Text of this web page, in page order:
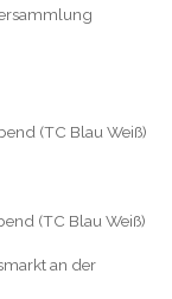
Blau Weiß)
(TC Blau Weiß)
an der